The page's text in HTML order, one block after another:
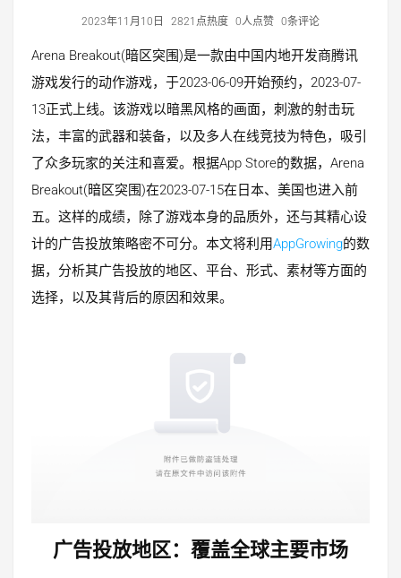
2023年11月10日 2821点热度 0人点赞 0条评论
Arena Breakout(暗区突围)是一款由中国内地开发商腾讯
游戏发行的动作游戏，于2023-06-09开始预约，2023-07-
13正式上线。该游戏以暗黑风格的画面，刺激的射击玩
法，丰富的武器和装备，以及多人在线竞技为特色，吸引
了众多玩家的关注和喜爱。根据App Store的数据，Arena
Breakout(暗区突围)在2023-07-15在日本、美国也进入前
五。这样的成绩，除了游戏本身的品质外，还与其精心设
计的广告投放策略密不可分。本文将利用AppGrowing的数
据，分析其广告投放的地区、平台、形式、素材等方面的
选择，以及其背后的原因和效果。
广告投放地区：覆盖全球主要市场